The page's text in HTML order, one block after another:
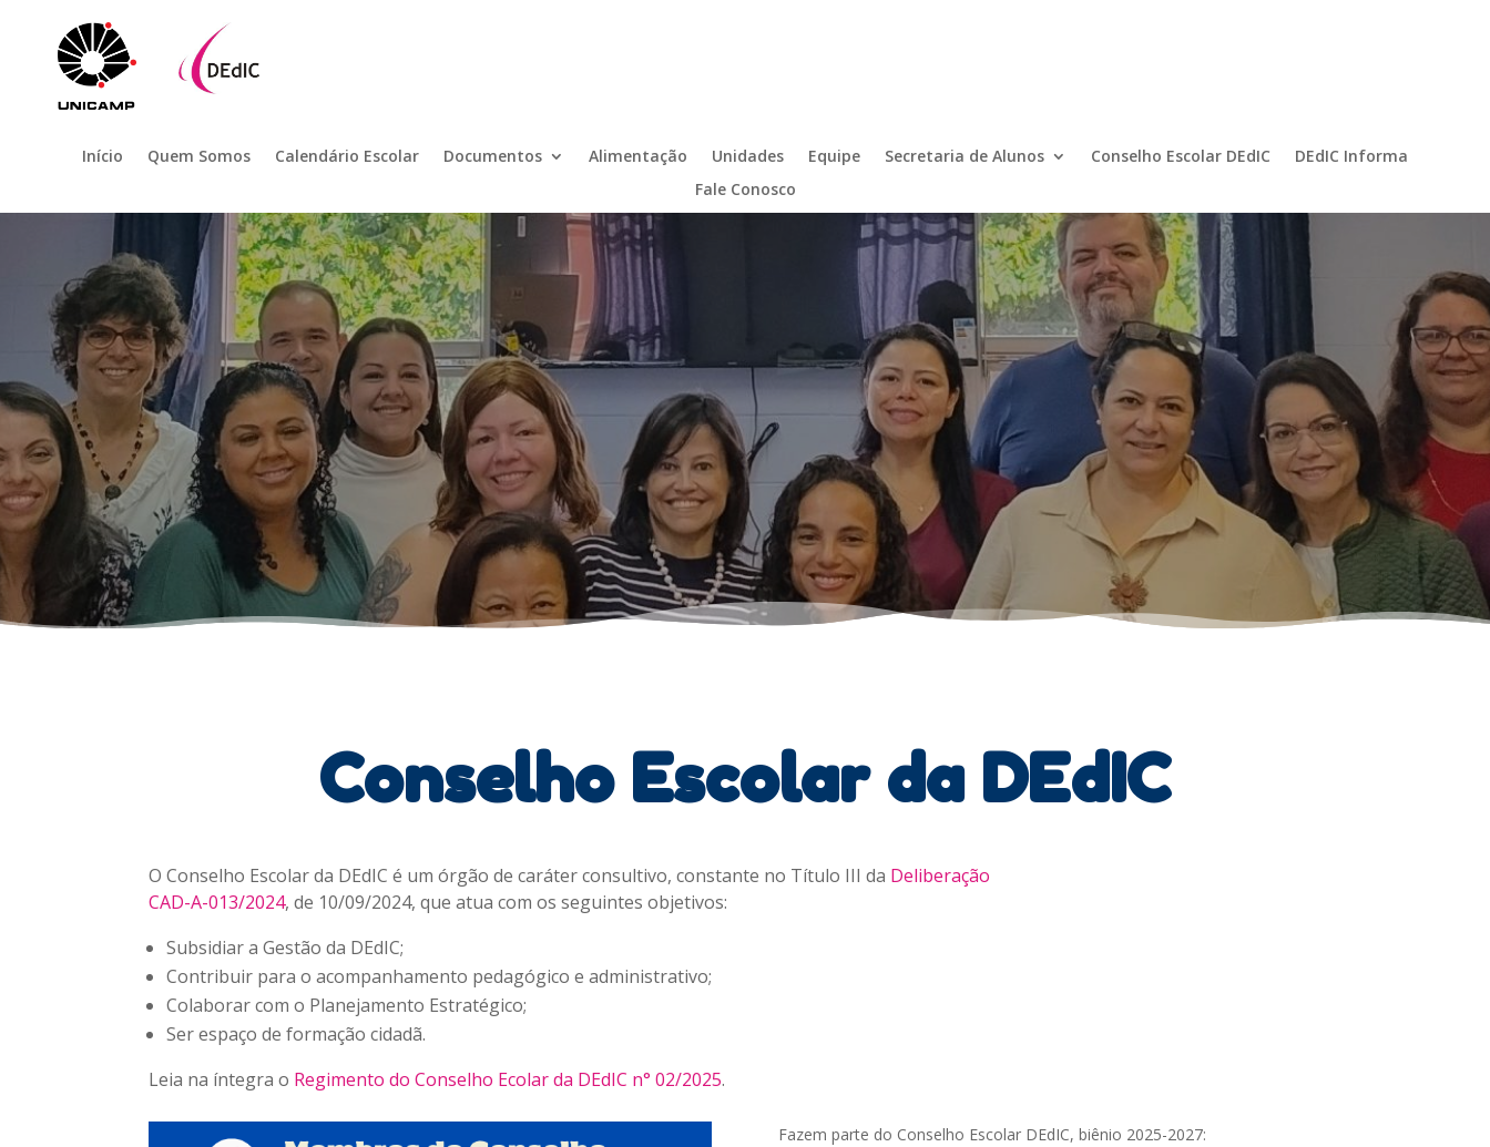
Início Quem Somos Calendário Escolar Documentos Alimentação Unidades Equipe Secretaria de Alunos Conselho Escolar DEdIC
DEdIC Informa
Fale Conosco
Conselho Escolar da DEdIC
O Conselho Escolar da DEdIC é um órgão de caráter consultivo, constante no Título III da Deliberação
CAD-A-013/2024, de 10/09/2024, que atua com os seguintes objetivos:
Subsidiar a Gestão da DEdIC;
Contribuir para o acompanhamento pedagógico e administrativo;
Colaborar com o Planejamento Estratégico;
Ser espaço de formação cidadã.
Leia na íntegra o Regimento do Conselho Ecolar da DEdIC n° 02/2025.
Fazem parte do Conselho Escolar DEdIC, biênio 2025-2027: